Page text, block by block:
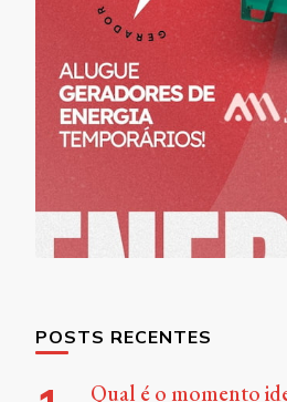
POSTS RECENTES
Qual é o momento